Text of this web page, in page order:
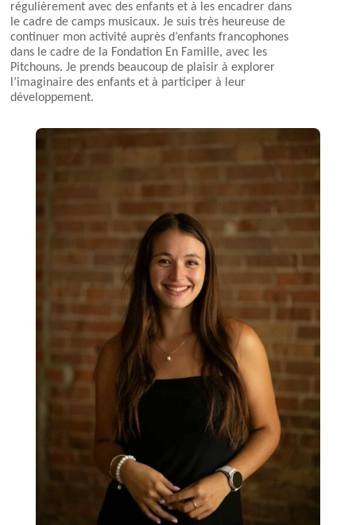
régulièrement avec des enfants et à les encadrer dans
le cadre de camps musicaux. Je suis très heureuse de
continuer mon activité auprès d’enfants francophones
dans le cadre de la Fondation En Famille, avec les
Pitchouns. Je prends beaucoup de plaisir à explorer
l’imaginaire des enfants et à participer à leur
développement.